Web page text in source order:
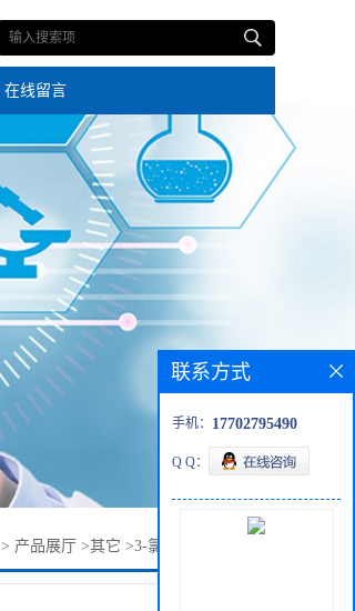
在线留言
> 产品展厅 >其它 >3-氯-2-羟基丙磺酸钠
联系方式
手机： 17702795490
Q Q：